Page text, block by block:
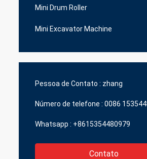
Mini Drum Roller
Mini Excavator Machine
Pessoa de Contato : zhang
Número de telefone : 0086
Whatsapp : +8615354480979
Contato